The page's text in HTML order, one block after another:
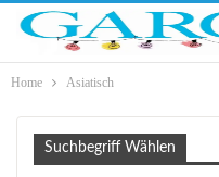
Home Asiatisch
Suchbegriff Wählen